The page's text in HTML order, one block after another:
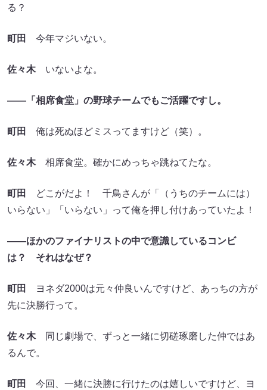
る？
町田 今年マジいない。
佐々木いないよな。
――「相席食堂」の野球チームでもご活躍ですし。
町田 俺は死ぬほどミスってますけど（笑）。
佐々木相席食堂。確かにめっちゃ跳ねてたな。
町田
どこがだよ！ 千鳥さんが「（うちのチームには）
いらない」「いらない」って俺を押し付けあっていたよ！
――ほかのファイナリストの中で意識しているコンビ
は？ それはなぜ？
町田
ヨネダ2000は元々仲良いんですけど、あっちの方が
先に決勝行って。
佐々木同じ劇場で、ずっと一緒に切磋琢磨した仲ではあ
るんで。
町田
今回、一緒に決勝に行けたのは嬉しいですけど、ヨ